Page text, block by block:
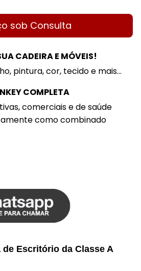
CADEIRA E MÓVEIS!
pintura, cor, tecido e mais...
COMPLETA
comerciais e de saúde
como combinado
de Escritório da Classe A